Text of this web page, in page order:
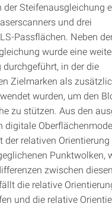
der Steifenausgleichung
und drei
Neben
wurde eine
in der die
Zielmarken als
wurden, um den
zu stützen. Aus den
digitale
der relativen Orientierung
Punktwolken,
zwischen
die relative
und die relative